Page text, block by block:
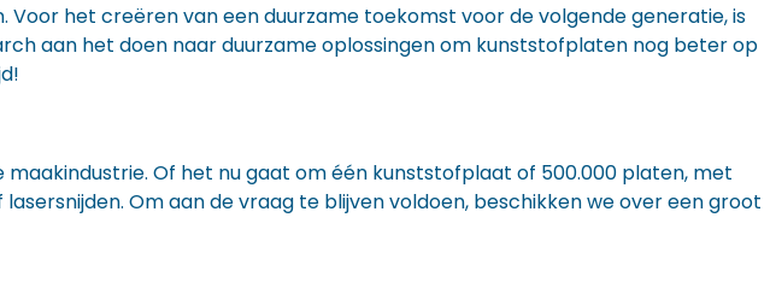
het creëren van een duurzame toekomst voor de volgende generatie, is
aan het doen naar duurzame oplossingen om kunststofplaten nog beter op
Of het nu gaat om één kunststofplaat of 500.000 platen, met
Om aan de vraag te blijven voldoen, beschikken we over een groot